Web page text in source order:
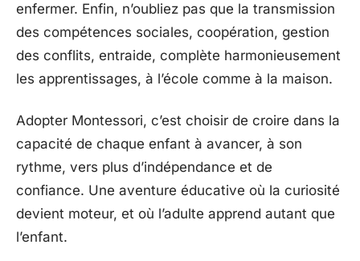
enfermer. Enfin, n’oubliez pas que la transmission
des compétences sociales, coopération, gestion
des conflits, entraide, complète harmonieusement
les apprentissages, à l’école comme à la maison.
Adopter Montessori, c’est choisir de croire dans la
capacité de chaque enfant à avancer, à son
rythme, vers plus d’indépendance et de
confiance. Une aventure éducative où la curiosité
devient moteur, et où l’adulte apprend autant que
l’enfant.